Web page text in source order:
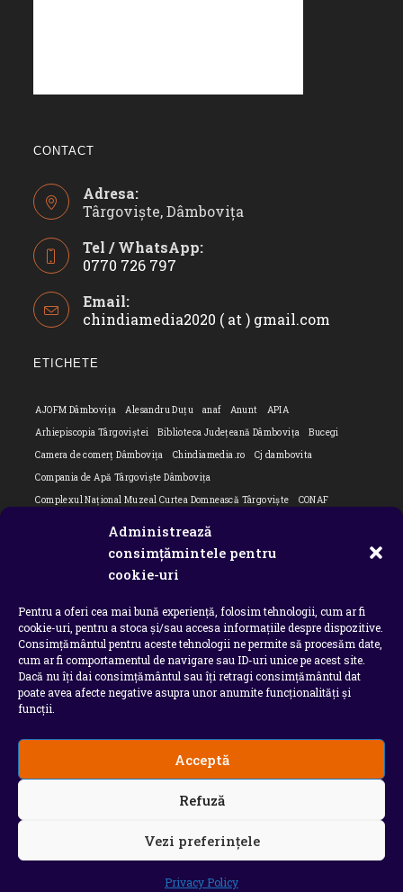
Administrează
consimțămintele pentru
cookie-uri
Pentru a oferi cea mai bună experiență, folosim tehnologii, cum ar fi
cookie-uri, pentru a stoca și/sau accesa informațiile despre dispozitive.
Consimțământul pentru aceste tehnologii ne permite să procesăm date,
cum ar fi comportamentul de navigare sau ID-uri unice pe acest site.
Dacă nu îți dai consimțământul sau îți retragi consimțământul dat
poate avea afecte negative asupra unor anumite funcționalități și
funcții.
Acceptă
Refuză
Vezi preferințele
Privacy Policy
CONTACT
Adresa:
Târgoviște, Dâmbovița
Tel / WhatsApp:
0770 726 797
in
your
Email:
chindiamedia2020 ( at ) gmail.com
ETICHETE
AJOFM Dâmbovița Alesandru Duțu anaf Anunt
APIA
Arhiepiscopia Târgoviștei
Biblioteca Județeană Dâmbovița
Bucegi
Camera de comerț Dâmbovița
Chindiamedia.ro
Cj dambovita
Compania de Apă Târgoviște Dâmbovița
Complexul Național Muzeal Curtea Domnească Târgoviște
CONAF
Flori Bungete
intreruperi energie electrica
ipj dambovita
MApN
Ministerul Educației ministerul sanatatii
Nu-ți uita istoria
Oana Filip
Prefectura dambovita Primaria Dragodana
Primaria Lucieni
primaria Răzvad
Primaria Ulmi primăria Târgoviște
PSD Dambovita
psiholog
Serial Situatia Covid 19 Dambovita
Situație Covid-19
Universitatea Valahia
Copyright 2026 - Chindia Media
Utilizatorii pot descarca si tipari continut de pe acest
INTERZISE copierea, reproducerea, recompilarea,
decompilarea, distribuirea, publicarea, afisarea,
modificarea, crearea de produse sau servicii complete
continutului site-ului .